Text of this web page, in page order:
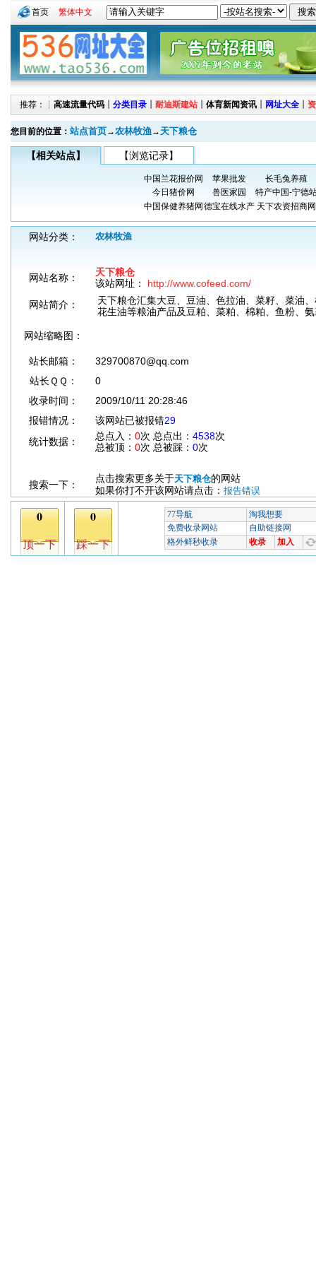
首页 繁体中文
推荐：┊ 高速流量代码 ┊ 分类目录 ┊ 耐迪斯建站 ┊ 体育新闻资讯 ┊ 网址大全 ┊
您目前的位置： 站点首页→农林牧渔→ 天下粮仓
【相关站点】 【浏览记录】
中国兰花报价网 苹果批发
长毛兔养殖
今日猪价网
兽医家园
特产中国-宁德
中国保健养猪网 德宝在线水产 天下农资招商网
网站分类： 农林牧渔
网站名称：
天下粮仓
该站网址： http://www.cofeed.com/
网站简介：
天下粮仓汇集大豆、豆油、色拉油、菜籽、菜油
花生油等粮油产品及豆粕、菜粕、棉粕、鱼粉、
网站缩略图：
站长邮箱：
329700870@qq.com
站长ＱＱ：
0
收录时间：
2009/10/11 20:28:46
报错情况：
该网站已被报错29
统计数据：
总点入： 0次 总点出： 4538次
总被顶： 0次 总被踩： 0次
搜索一下：
点击搜索更多关于天下粮仓的网站
如果你打不开该网站请点击： 报告错误